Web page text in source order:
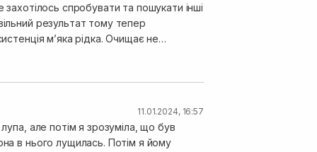
спробувати та пошукати інші
результат тому тепер
мʼяка рідка. Очищає не
Дякую за рекомендації.
11.01.2024, 16:57
але потім я зрозуміла, що був
в нього лущилась. Потім я йому